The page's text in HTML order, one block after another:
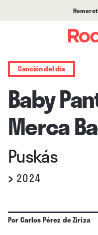
Canción del día
Baby
Merca
Puskás
› 2024
PorCarlos Pérez de Ziriza